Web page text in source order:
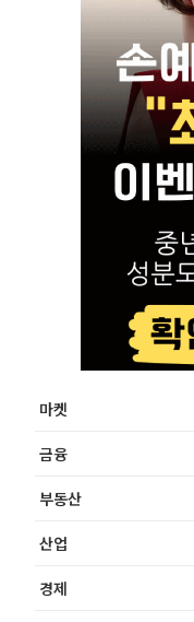
마켓
금융
부동산
산업
경제